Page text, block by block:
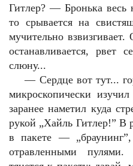
Гитлер? — Бронька весь
то срывается на
мучительно
останавливается, рвет
слюну...
— Сердце вот тут...
микроскопически
заранее наметил куда
рукой „Хайль Гитлер!” В
в пакете —
отравленными пулями.